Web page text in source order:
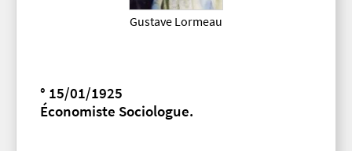
Gustave Lormeau
° 15/01/1925
Économiste Sociologue.